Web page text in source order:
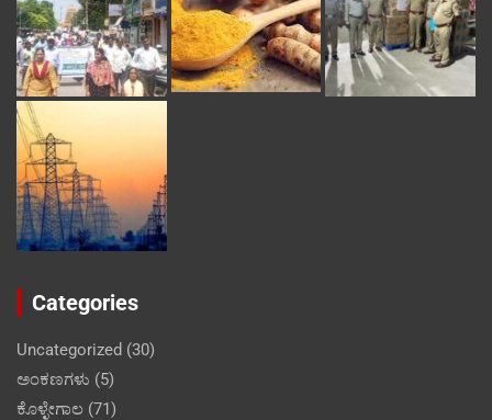
Categories
Uncategorized (30)
ಅಂಕಣಗಳು (5)
ಕೊಳ್ಳೇಗಾಲ (71)